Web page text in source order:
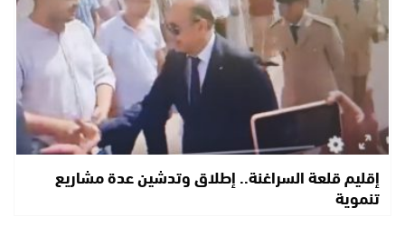
إقليم قلعة السراغنة.. إطلاق وتدشين عدة مشاريع
تنموية